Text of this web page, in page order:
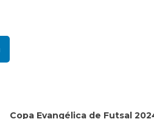
Copa Evangélica de Futsal